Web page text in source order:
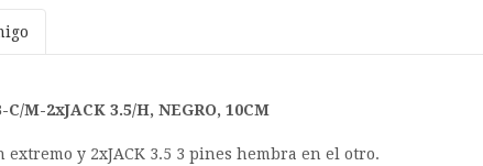
M-2xJACK 3.5/H, NEGRO, 10CM
extremo y 2xJACK 3.5 3 pines hembra en el otro.